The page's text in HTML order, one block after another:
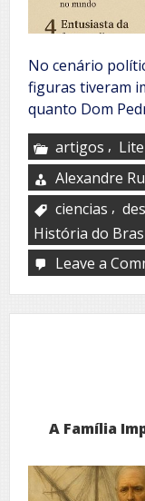
No cenário
figuras tiveram
quanto Dom
artigos ,
Alexandre
ciencias ,
História do
Leave a
A Família